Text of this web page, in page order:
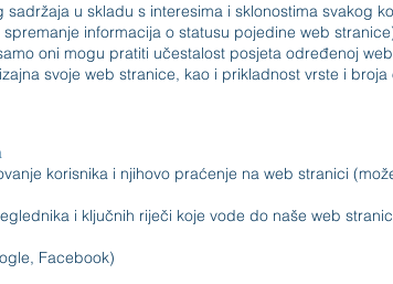
u skladu s interesima i sklonostima svakog
informacija o statusu pojedine web
oni mogu pratiti učestalost posjeta određenoj
svoje web stranice, kao i prikladnost vrste i
korisnika i njihovo praćenje na web stranici
i ključnih riječi koje vode do naše web
Facebook)